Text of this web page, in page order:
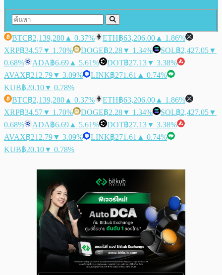
BTC฿2,139,280 ▲ 0.37% ETH฿63,206.00 ▲ 1.86%
XRP฿34.57▼ 1.70% DOGE฿2.28▼ 1.34% SOL฿2,427.05▼
0.68%
ADA฿6.69 ▲ 5.61% DOT฿27.13▼ 3.38%
AVAX฿212.79▼ 3.09% LINK฿271.61 ▲ 0.74%
KUB฿20.10▼ 0.78%
BTC฿2,139,280 ▲ 0.37% ETH฿63,206.00 ▲ 1.86%
XRP฿34.57▼ 1.70% DOGE฿2.28▼ 1.34% SOL฿2,427.05▼
0.68%
ADA฿6.69 ▲ 5.61% DOT฿27.13▼ 3.38%
AVAX฿212.79▼ 3.09% LINK฿271.61 ▲ 0.74%
KUB฿20.10▼ 0.78%